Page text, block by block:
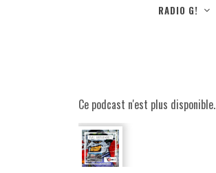
RADIO G!
Ce podcast n'est plus disponible.